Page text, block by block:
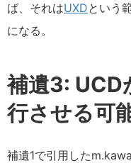
ば、それはUXDという
になる。
補遺3: UCD
行させる可
補遺1で引用した